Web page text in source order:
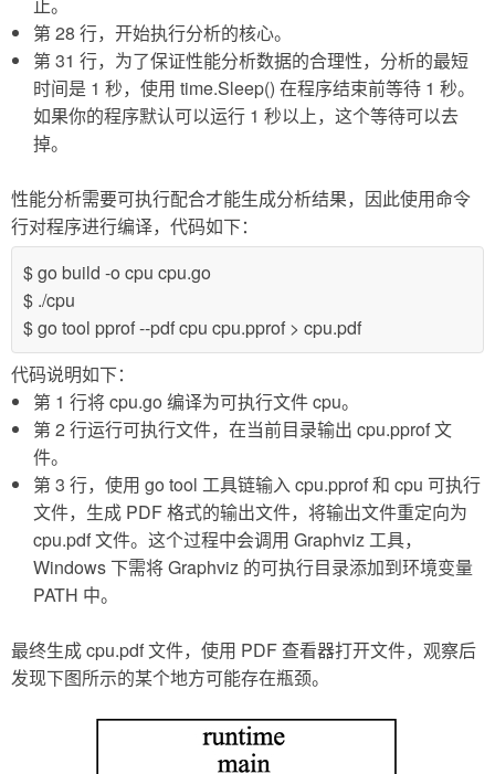
第 28 行，开始执行分析的核心。
第 31 行，为了保证性能分析数据的合理性，分析的最短
时间是 1 秒，使用 time.Sleep() 在程序结束前等待 1 秒。
如果你的程序默认可以运行 1 秒以上，这个等待可以去
掉。
性能分析需要可执行配合才能生成分析结果，因此使用命令
行对程序进行编译，代码如下：
$ go build -o cpu cpu.go
$ ./cpu
$ go tool pprof --pdf cpu cpu.pprof > cpu.pdf
代码说明如下：
第 1 行将 cpu.go 编译为可执行文件 cpu。
第 2 行运行可执行文件，在当前目录输出 cpu.pprof 文
件。
第 3 行，使用 go tool 工具链输入 cpu.pprof 和 cpu 可执行
文件，生成 PDF 格式的输出文件，将输出文件重定向为
cpu.pdf 文件。这个过程中会调用 Graphviz 工具，
Windows 下需将 Graphviz 的可执行目录添加到环境变量
PATH 中。
最终生成 cpu.pdf 文件，使用 PDF 查看器打开文件，观察后
发现下图所示的某个地方可能存在瓶颈。